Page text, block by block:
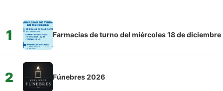
1 Farmacias de turno del miércoles 18 de diciembre
2 Fúnebres 2026